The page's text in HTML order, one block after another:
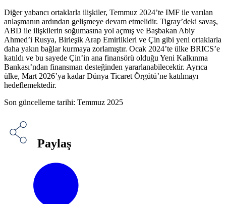
Diğer yabancı ortaklarla ilişkiler, Temmuz 2024’te IMF ile varılan
anlaşmanın ardından gelişmeye devam etmelidir. Tigray’deki savaş,
ABD ile ilişkilerin soğumasına yol açmış ve Başbakan Abiy
Ahmed’i Rusya, Birleşik Arap Emirlikleri ve Çin gibi yeni ortaklarla
daha yakın bağlar kurmaya zorlamıştır. Ocak 2024’te ülke BRICS’e
katıldı ve bu sayede Çin’in ana finansörü olduğu Yeni Kalkınma
Bankası’ndan finansman desteğinden yararlanabilecektir. Ayrıca
ülke, Mart 2026’ya kadar Dünya Ticaret Örgütü’ne katılmayı
hedeflemektedir.
Son güncelleme tarihi: Temmuz 2025
Paylaş